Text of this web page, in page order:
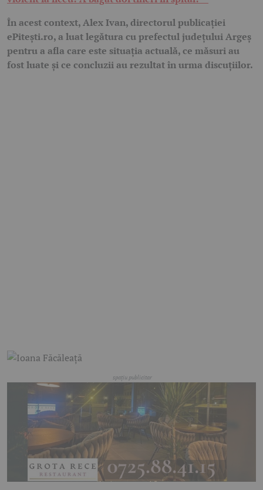
În acest context, Alex Ivan, directorul publicației
ePitești.ro, a luat legătura cu prefectul județului Argeș
pentru a afla care este situația actuală, ce măsuri au
fost luate și ce concluzii au rezultat în urma discuțiilor.